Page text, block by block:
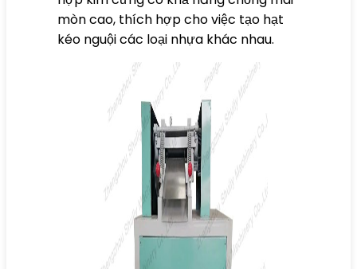
mòn cao, thích hợp cho việc tạo hạt
kéo nguội các loại nhựa khác nhau.